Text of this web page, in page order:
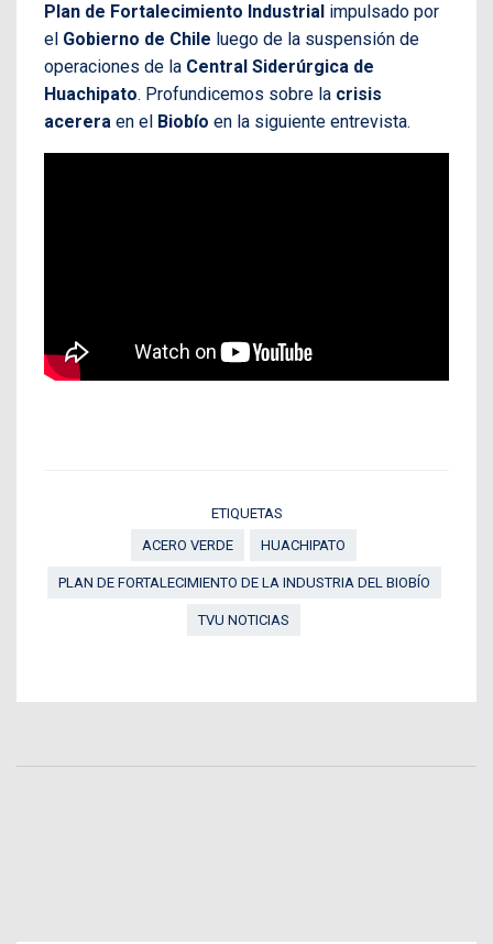
Plan de Fortalecimiento Industrial impulsado por
el Gobierno de Chile luego de la suspensión de
operaciones de la Central Siderúrgica de
Huachipato. Profundicemos sobre la crisis
acerera en el Biobío en la siguiente entrevista.
ETIQUETAS
ACERO VERDE
HUACHIPATO
PLAN DE FORTALECIMIENTO DE LA INDUSTRIA DEL BIOBÍO
TVU NOTICIAS